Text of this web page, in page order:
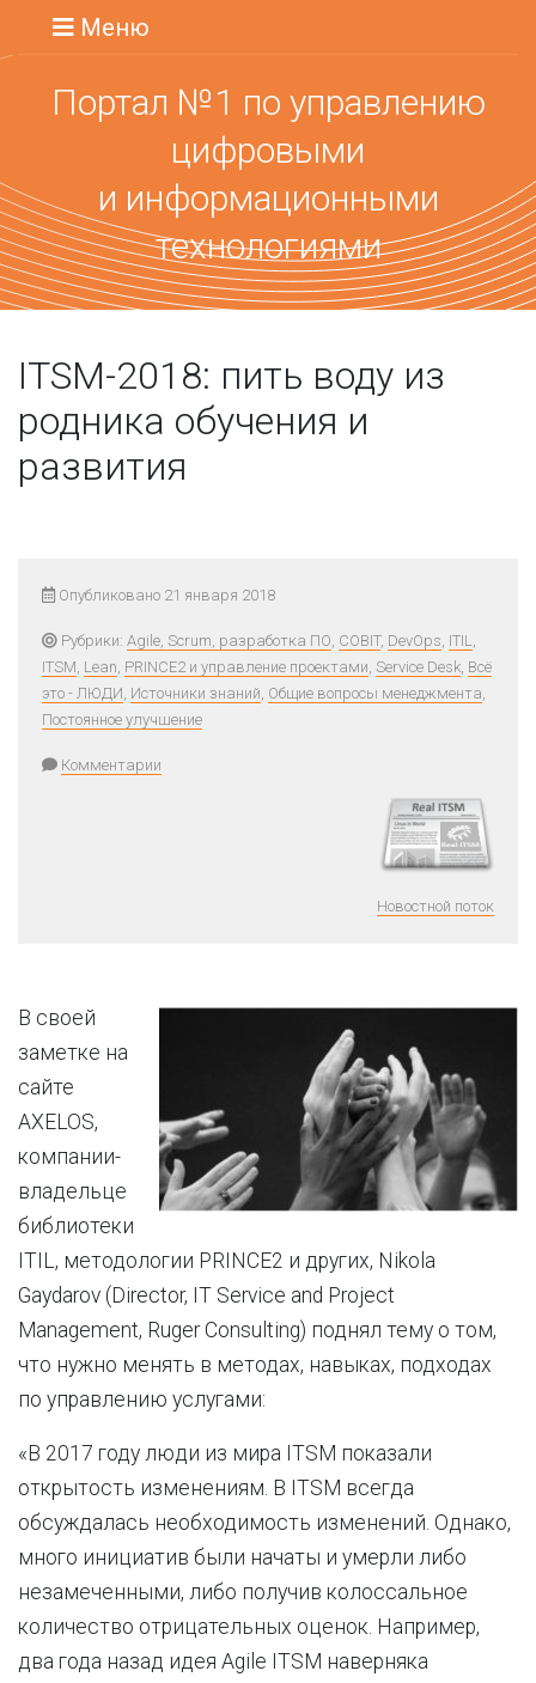
Меню
Портал №1 по управлению
цифровыми
и информационными
технологиями
ITSM-2018: пить воду из
родника обучения и
развития
Опубликовано 21 января 2018
Рубрики: Agile, Scrum, разработка ПО, COBIT, DevOps, ITIL,
ITSM, Lean, PRINCE2 и управление проектами, Service Desk, Всё
это - ЛЮДИ, Источники знаний, Общие вопросы менеджмента,
Постоянное улучшение
Комментарии
Новостной поток
В своей
заметке на
сайте
AXELOS,
компании-
владельце
библиотеки
ITIL, методологии PRINCE2 и других, Nikola
Gaydarov (Director, IT Service and Project
Management, Ruger Consulting) поднял тему о том,
что нужно менять в методах, навыках, подходах
по управлению услугами:
«В 2017 году люди из мира ITSM показали
открытость изменениям. В ITSM всегда
обсуждалась необходимость изменений. Однако,
много инициатив были начаты и умерли либо
незамеченными, либо получив колоссальное
количество отрицательных оценок. Например,
два года назад идея Agile ITSM наверняка